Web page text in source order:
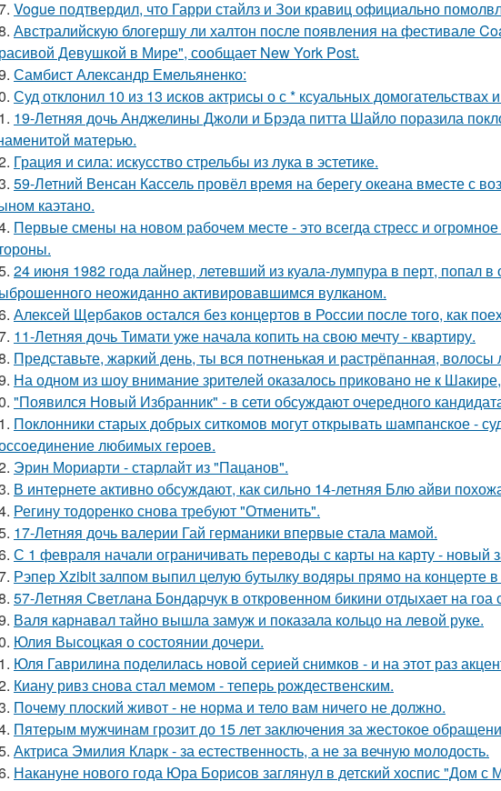
Vogue подтвердил, что Гарри стайлз и Зои кравиц официально
Австралийскую блогершу ли халтон после появления на фестивале
Девушкой в Мире", сообщает New York Post.
Самбист Александр Емельяненко:
Суд отклонил 10 из 13 исков актрисы о с * ксуальных домогательствах
19-Летняя дочь Анджелины Джоли и Брэда питта Шайло поразила
матерью.
Грация и сила: искусство стрельбы из лука в эстетике.
59-Летний Венсан Кассель провёл время на берегу океана вместе с
каэтано.
Первые смены на новом рабочем месте - это всегда стресс и
24 июня 1982 года лайнер, летевший из куала-лумпура в перт, попал в
неожиданно активировавшимся вулканом.
Алексей Щербаков остался без концертов в России после того, как
11-Летняя дочь Тимати уже начала копить на свою мечту - квартиру.
Представьте, жаркий день, ты вся потненькая и растрёпанная, волосы
На одном из шоу внимание зрителей оказалось приковано не к
"Появился Новый Избранник" - в сети обсуждают очередного
Поклонники старых добрых ситкомов могут открывать шампанское -
любимых героев.
Эрин Мориарти - старлайт из "Пацанов".
В интернете активно обсуждают, как сильно 14-летняя Блю айви
Регину тодоренко снова требуют "Отменить".
17-Летняя дочь валерии Гай германики впервые стала мамой.
С 1 февраля начали ограничивать переводы с карты на карту - новый
Рэпер Xzibit залпом выпил целую бутылку водяры прямо на концерте в
57-Летняя Светлана Бондарчук в откровенном бикини отдыхает на гоа
Валя карнавал тайно вышла замуж и показала кольцо на левой руке.
Юлия Высоцкая о состоянии дочери.
Юля Гаврилина поделилась новой серией снимков - и на этот раз
Киану ривз снова стал мемом - теперь рождественским.
Почему плоский живот - не норма и тело вам ничего не должно.
Пятерым мужчинам грозит до 15 лет заключения за жестокое
Актриса Эмилия Кларк - за естественность, а не за вечную молодость.
Накануне нового года Юра Борисов заглянул в детский хоспис "Дом